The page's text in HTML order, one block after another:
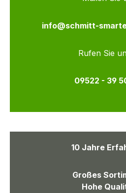
info@schmitt-
Rufen Sie
09522 - 39
10 Jahre
Großes
Hohe